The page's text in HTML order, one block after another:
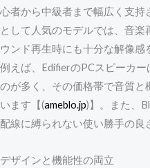
心者から中級者まで幅広く支持
として人気のモデルでは、音
ウンド再生時にも十分な解像感
例えば、EdifierのPCスピーカ
のが多く、その価格帯で音質と
います【(ameblo.jp)】。また、
配線に縛られない使い勝手の良
デザインと機能性の両立